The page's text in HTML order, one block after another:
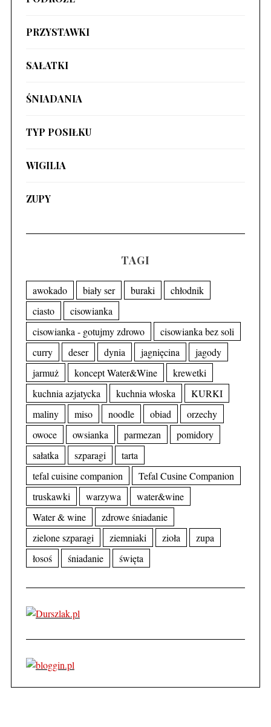
PRZYSTAWKI
SAŁATKI
ŚNIADANIA
TYP POSIŁKU
WIGILIA
ZUPY
TAGI
awokado biały ser buraki
chłodnik
ciasto
cisowianka
cisowianka - gotujmy zdrowo
cisowianka bez soli
curry
deser dynia jagnięcina
jagody
jarmuż
koncept Water&Wine
krewetki
kuchnia azjatycka
kuchnia włoska
KURKI
maliny
miso noodle obiad
orzechy
owoce
owsianka parmezan
pomidory
sałatka
szparagi
tarta
tefal cuisine companion
Tefal Cusine Companion
truskawki
warzywa
water&wine
Water & wine
zdrowe śniadanie
zielone szparagi
ziemniaki zioła
zupa
łosoś
śniadanie święta